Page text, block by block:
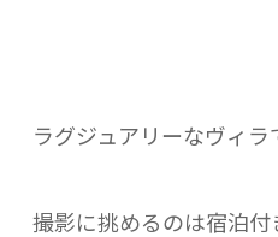
ラグジュアリーなヴィラ
撮影に挑めるのは宿泊付